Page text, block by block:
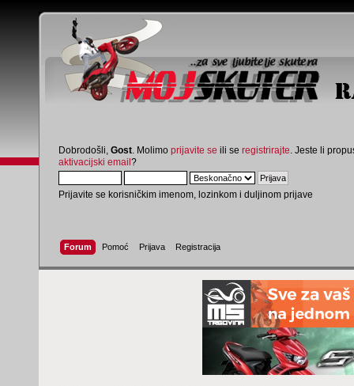
Dobrodošli, Gost . Molimo prijavite se ili se registrirajte . Jeste li
aktivacijski email?
Prijavite se korisničkim imenom, lozinkom i duljinom prijave
Forum Pomoć Prijava Registracija